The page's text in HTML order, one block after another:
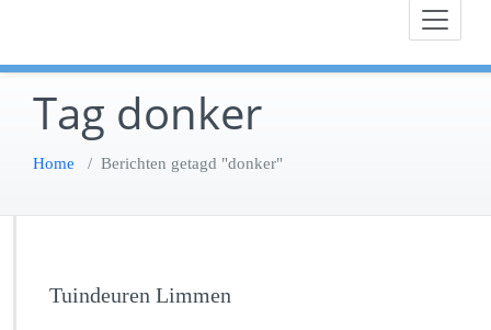
Tag donker
Home / Berichten getagd "donker"
Tuindeuren Limmen